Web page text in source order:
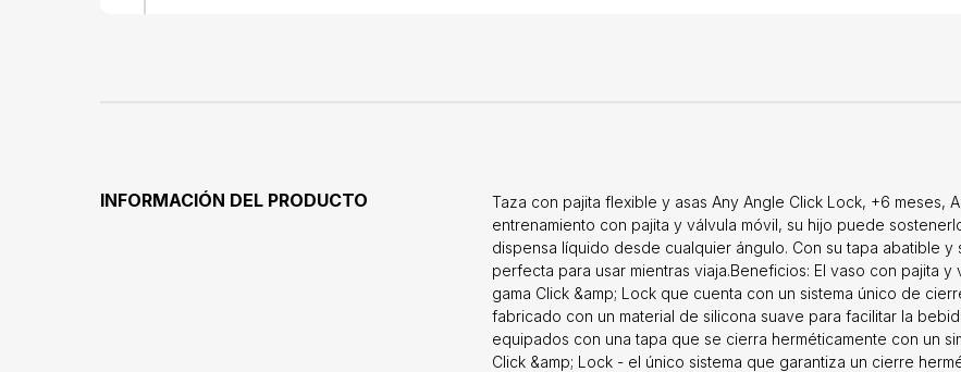
INFORMACIÓN DEL PRODUCTO
Taza con pajita flexible y asas Any Angle Click Lock, +6 meses,
entrenamiento con pajita y válvula móvil, su hijo puede
dispensa líquido desde cualquier ángulo. Con su tapa abatible
perfecta para usar mientras viaja.Beneficios: El vaso con pajita
gama Click &amp; Lock que cuenta con un sistema único de
fabricado con un material de silicona suave para facilitar la
equipados con una tapa que se cierra herméticamente con un
Click &amp; Lock - el único sistema que garantiza un cierre